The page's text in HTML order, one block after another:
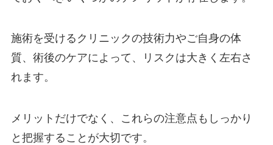
顔の施術
身体の施術
施術を受けるクリニックの技術力やご自身の体
質、術後のケアによって、リスクは大きく左右さ
れます。
メリットだけでなく、これらの注意点もしっかり
と把握することが大切です。